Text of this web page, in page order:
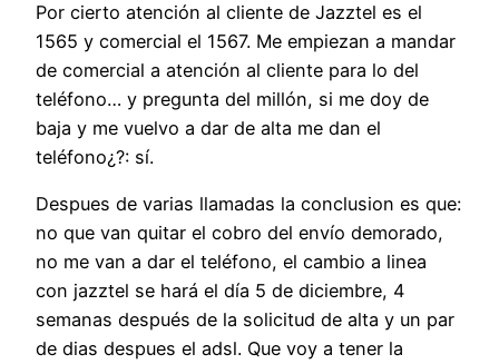
Por cierto atención al cliente de Jazztel es el
1565 y comercial el 1567. Me empiezan a mandar
de comercial a atención al cliente para lo del
teléfono… y pregunta del millón, si me doy de
baja y me vuelvo a dar de alta me dan el
teléfono¿?: sí.
Despues de varias llamadas la conclusion es que:
no que van quitar el cobro del envío demorado,
no me van a dar el teléfono, el cambio a linea
con jazztel se hará el día 5 de diciembre, 4
semanas después de la solicitud de alta y un par
de dias despues el adsl. Que voy a tener la